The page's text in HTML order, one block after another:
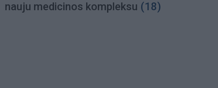
nauju medicinos kompleksu (18)